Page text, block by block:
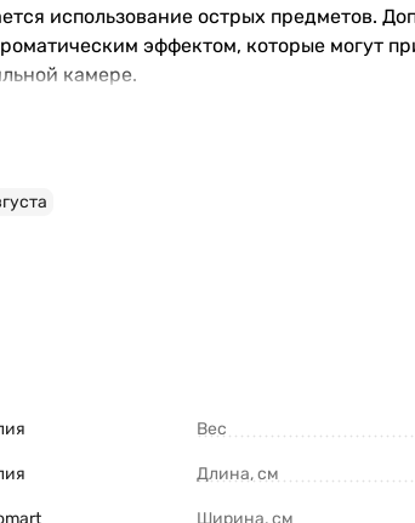
использование острых предметов.
эффектом, которые могут
камере.
Вес
Длина, см
Ширина, см